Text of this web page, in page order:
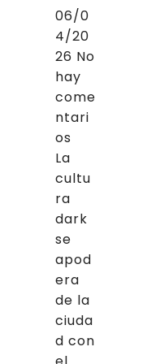
06/0
4/20
26 No
hay
come
ntari
os
La
cultu
ra
dark
se
apod
era
de la
ciuda
d con